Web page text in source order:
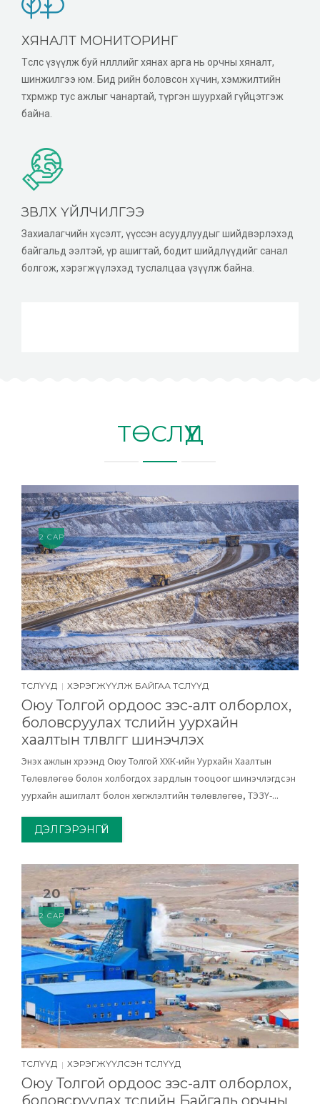
ХЯНАЛТ МОНИТОРИНГ
Төслөөс үзүүлж буй нөлөөллийг хянах арга нь орчны хяналт,
шинжилгээ юм. Бид өөрийн боловсон хүчин, хэмжилтийн
төхөөрөмжөөр тус ажлыг чанартай, түргэн шуурхай гүйцэтгэж
байна.
ЗӨВЛӨХ ҮЙЛЧИЛГЭЭ
Захиалагчийн хүсэлт, үүссэн асуудлуудыг шийдвэрлэхэд
байгальд ээлтэй, үр ашигтай, бодит шийдлүүдийг санал
болгож, хэрэгжүүлэхэд туслалцаа үзүүлж байна.
ТӨСЛҮҮД
20
2 САР
ТӨСЛҮҮД | ХЭРЭГЖҮҮЛЖ БАЙГАА ТӨСЛҮҮД
Оюу Толгой ордоос зэс-алт олборлох,
боловсруулах төслийн уурхайн
хаалтын төлөвлөгөөг шинэчлэх
Энэхүү ажлын хүрээнд Оюу Толгой ХХК-ийн Уурхайн Хаалтын
Төлөвлөгөө болон холбогдох зардлын тооцоог шинэчлэгдсэн
уурхайн ашиглалт болон хөгжүүлэлтийн төлөвлөгөө, ТЭЗҮ-...
ДЭЛГЭРЭНГҮЙ
20
2 САР
ТӨСЛҮҮД | ХЭРЭГЖҮҮЛСЭН ТӨСЛҮҮД
Оюу Толгой ордоос зэс-алт олборлох,